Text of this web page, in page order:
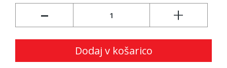
- +
Dodaj v košarico